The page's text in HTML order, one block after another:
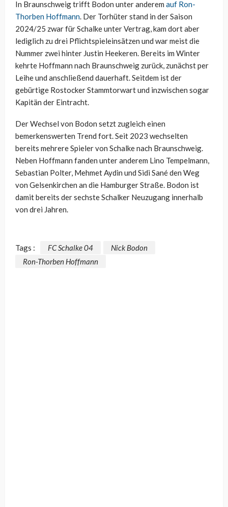
In Braunschweig trifft Bodon unter anderem auf Ron-
Thorben Hoffmann. Der Torhüter stand in der Saison
2024/25 zwar für Schalke unter Vertrag, kam dort aber
lediglich zu drei Pflichtspieleinsätzen und war meist die
Nummer zwei hinter Justin Heekeren. Bereits im Winter
kehrte Hoffmann nach Braunschweig zurück, zunächst per
Leihe und anschließend dauerhaft. Seitdem ist der
gebürtige Rostocker Stammtorwart und inzwischen sogar
Kapitän der Eintracht.
Der Wechsel von Bodon setzt zugleich einen
bemerkenswerten Trend fort. Seit 2023 wechselten
bereits mehrere Spieler von Schalke nach Braunschweig.
Neben Hoffmann fanden unter anderem Lino Tempelmann,
Sebastian Polter, Mehmet Aydin und Sidi Sané den Weg
von Gelsenkirchen an die Hamburger Straße. Bodon ist
damit bereits der sechste Schalker Neuzugang innerhalb
von drei Jahren.
Tags : FC Schalke 04
Nick Bodon
Ron-Thorben Hoffmann